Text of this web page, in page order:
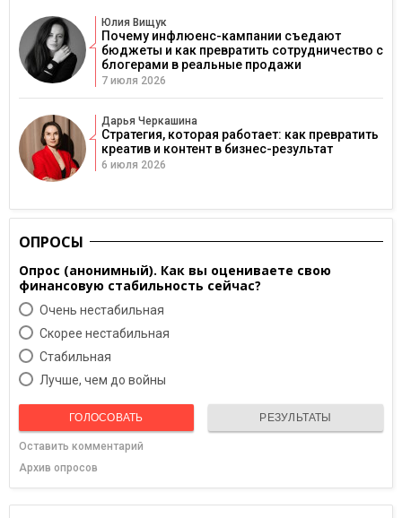
Юлия Вищук
Почему инфлюенс-кампании съедают
бюджеты и как превратить сотрудничество с
блогерами в реальные продажи
7 июля 2026
Дарья Черкашина
Стратегия, которая работает: как превратить
креатив и контент в бизнес-результат
6 июля 2026
ОПРОСЫ
Опрос (анонимный). Как вы оцениваете свою
финансовую стабильность сейчас?
Очень нестабильная
Скорее нестабильная
Cтабильная
Лучше, чем до войны
ГОЛОСОВАТЬ РЕЗУЛЬТАТЫ
Оставить комментарий
Архив опросов